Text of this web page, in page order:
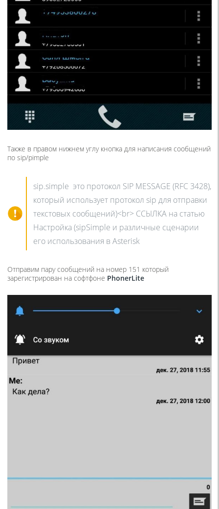
Также в правом нижнем углу кнопка для написания сообщений
по sip/pimple
sip.simple это протокол SIP MESSAGE (RFC 3428),
который использует протокол sip для отправки
текстовых сообщений)<br> ССЫЛКА на статью
Настройка (sipSimple и различные сценарии
его использования в Asterisk
Отправим пару сообщений на номер 151 который
зарегистрирован на софтфоне PhonerLite